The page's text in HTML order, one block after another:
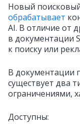
Новый
обрабатывает
AI. В отличие от
в документации
к поиску или
В документации
существует два
ограничениями,
Доступны: